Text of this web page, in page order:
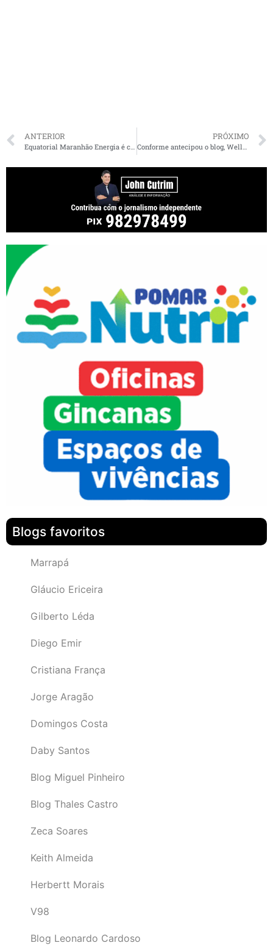
ANTERIOR
Equatorial Maranhão Energia é condenada a indenizar consumidor que teve o nome inscrito no SPC
PRÓXIMO
Conforme antecipou o blog, Wellington do Curso declara apoio a Neto Evangelista
Blogs favoritos
Marrapá
Gláucio Ericeira
Gilberto Léda
Diego Emir
Cristiana França
Jorge Aragão
Domingos Costa
Daby Santos
Blog Miguel Pinheiro
Blog Thales Castro
Zeca Soares
Keith Almeida
Herbertt Morais
V98
Blog Leonardo Cardoso